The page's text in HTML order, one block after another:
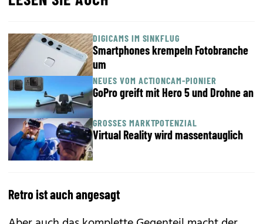
DIGICAMS IM SINKFLUG
Smartphones krempeln Fotobranche
um
NEUES VOM ACTIONCAM-PIONIER
GoPro greift mit Hero 5 und Drohne an
GROSSES MARKTPOTENZIAL
Virtual Reality wird massentauglich
Retro ist auch angesagt